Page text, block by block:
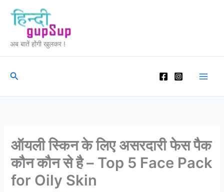
content
अब बातें होंगी खुलकर !
Search
ऑयली स्किन के लिए असरदारी फेस पैक
कौन कौन से है – Top 5 Face Pack
for Oily Skin